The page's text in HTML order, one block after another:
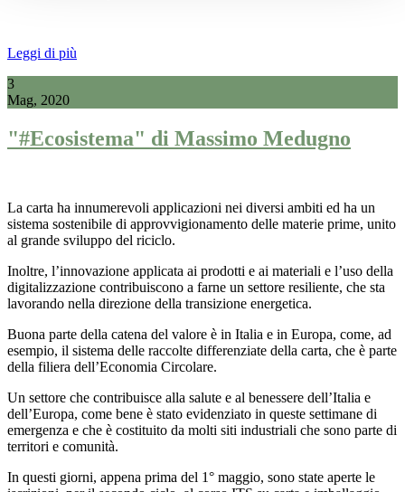
Leggi di più
3
Mag, 2020
"#Ecosistema" di Massimo Medugno
La carta ha innumerevoli applicazioni nei diversi ambiti ed ha un
sistema sostenibile di approvvigionamento delle materie prime, unito
al grande sviluppo del riciclo.
Inoltre, l’innovazione applicata ai prodotti e ai materiali e l’uso della
digitalizzazione contribuiscono a farne un settore resiliente, che sta
lavorando nella direzione della transizione energetica.
Buona parte della catena del valore è in Italia e in Europa, come, ad
esempio, il sistema delle raccolte differenziate della carta, che è parte
della filiera dell’Economia Circolare.
Un settore che contribuisce alla salute e al benessere dell’Italia e
dell’Europa, come bene è stato evidenziato in queste settimane di
emergenza e che è costituito da molti siti industriali che sono parte di
territori e comunità.
In questi giorni, appena prima del 1° maggio, sono state aperte le